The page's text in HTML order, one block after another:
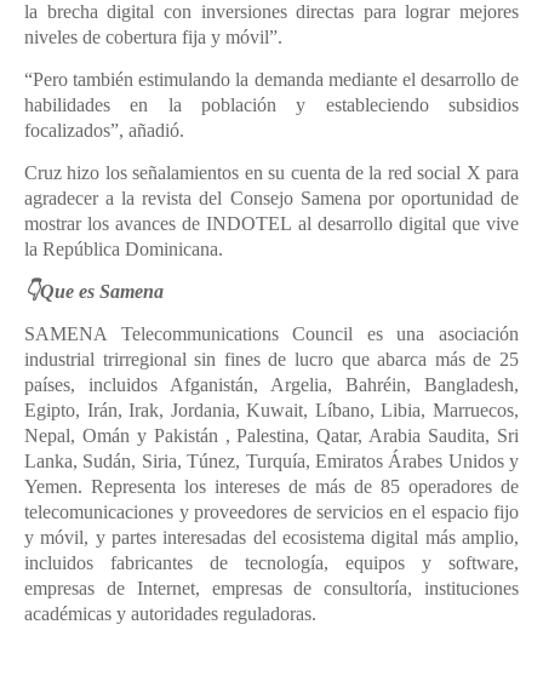
la brecha digital con inversiones directas para lograr mejores
niveles de cobertura fija y móvil”.
“Pero también estimulando la demanda mediante el desarrollo de
habilidades en la población y estableciendo subsidios
focalizados”, añadió.
Cruz hizo los señalamientos en su cuenta de la red social X para
agradecer a la revista del Consejo Samena por oportunidad de
mostrar los avances de INDOTEL al desarrollo digital que vive
la República Dominicana.
👇Que es Samena
SAMENA Telecommunications Council es una asociación
industrial trirregional sin fines de lucro que abarca más de 25
países, incluidos Afganistán, Argelia, Bahréin, Bangladesh,
Egipto, Irán, Irak, Jordania, Kuwait, Líbano, Libia, Marruecos,
Nepal, Omán y Pakistán , Palestina, Qatar, Arabia Saudita, Sri
Lanka, Sudán, Siria, Túnez, Turquía, Emiratos Árabes Unidos y
Yemen. Representa los intereses de más de 85 operadores de
telecomunicaciones y proveedores de servicios en el espacio fijo
y móvil, y partes interesadas del ecosistema digital más amplio,
incluidos fabricantes de tecnología, equipos y software,
empresas de Internet, empresas de consultoría, instituciones
académicas y autoridades reguladoras.